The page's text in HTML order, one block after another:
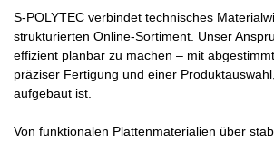
S-POLYTEC verbindet technisches
strukturierten Online-Sortiment. Unser
effizient planbar zu machen – mit
präziser Fertigung und einer
aufgebaut ist.
Von funktionalen Plattenmaterialien über